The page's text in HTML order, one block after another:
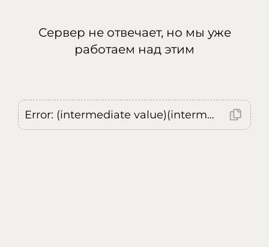
Сервер не отвечает, но мы уже
работаем над этим
Error: (intermediate value)(intermediate value)(intermediate value).replaceAll is not a function